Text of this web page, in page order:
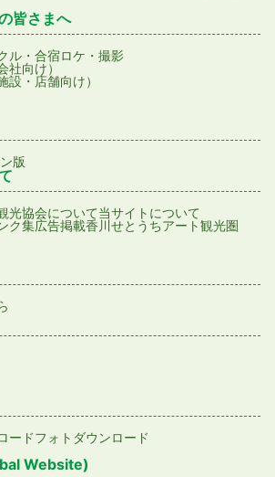
皆さまへ
ル・合宿ロケ・撮影
社向け）
設・店舗向け）
版
光協会について当サイトについて
ク集広告掲載香川せとうちアート観光圏
ードフォトダウンロード
Website)